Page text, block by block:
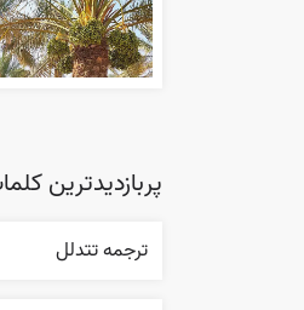
پربازدیدترین
ترجمه تتدلل